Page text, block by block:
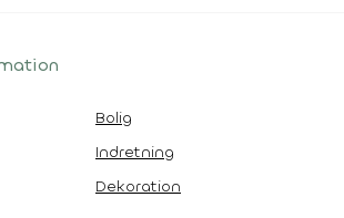
Bolig
Indretning
Dekoration